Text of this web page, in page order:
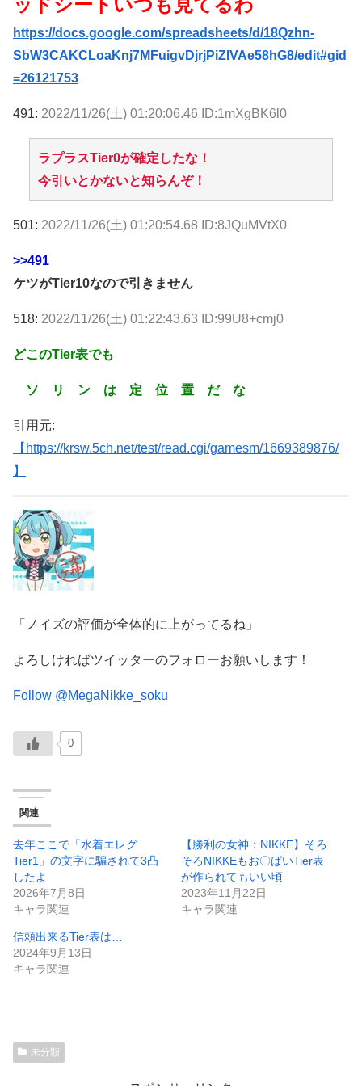
ッドシートいつも見てるわ
https://docs.google.com/spreadsheets/d/18Qzhn-
SbW3CAKCLoaKnj7MFuigvDjrjPiZIVAe58hG8/edit#gid
=26121753
491: 2022/11/26(土) 01:20:06.46 ID:1mXgBK6l0
ラプラスTier0が確定したな！
今引いとかないと知らんぞ！
501: 2022/11/26(土) 01:20:54.68 ID:8JQuMVtX0
>>491
ケツがTier10なので引きません
518: 2022/11/26(土) 01:22:43.63 ID:99U8+cmj0
どこのTier表でも
ソ リ ン は 定 位 置 だ な
引用元:
【https://krsw.5ch.net/test/read.cgi/gamesm/1669389876/
】
「ノイズの評価が全体的に上がってるね」
よろしければツイッターのフォローお願いします！
Follow @MegaNikke_soku
0
関連
去年ここで「水着エレグ
Tier1」の文字に騙されて3凸
したよ
2026年7月8日
キャラ関連
【勝利の女神：NIKKE】そろ
そろNIKKEもお〇ぱいTier表
が作られてもいい頃
2023年11月22日
キャラ関連
信頼出来るTier表は…
2024年9月13日
キャラ関連
未分類